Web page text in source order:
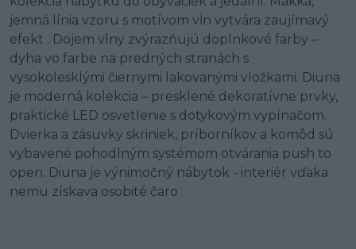
jemná línia vzoru s motívom vĺn vytvára zaujímavý
efekt . Dojem vlny zvýrazňujú doplnkové farby –
dyha vo farbe na predných stranách s
vysokolesklými čiernymi lakovanými vložkami. Diuna
je moderná kolekcia – presklené dekoratívne prvky,
praktické LED osvetlenie s dotykovým vypínačom.
Dvierka a zásuvky skriniek, príborníkov a komôd sú
vybavené pohodlným systémom otvárania push to
open. Diuna je výnimočný nábytok - interiér vďaka
nemu získava osobité čaro